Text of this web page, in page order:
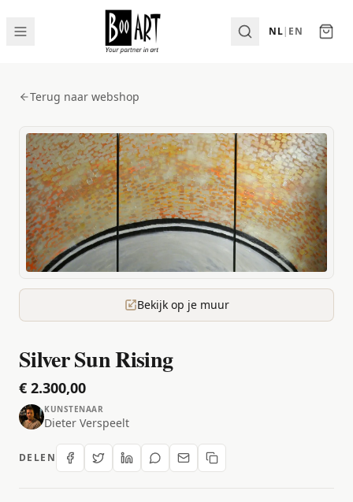
NL| EN
Terug naar webshop
Bekijk op je muur
Silver Sun Rising
€ 2.300,00
KUNSTENAAR
Dieter Verspeelt
DELEN